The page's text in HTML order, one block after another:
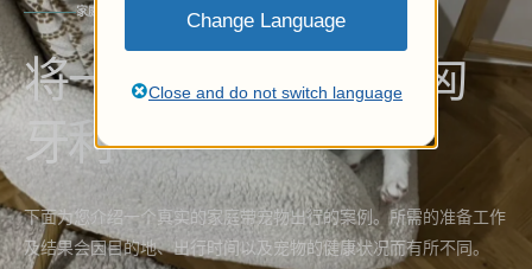
家庭之旅
将一只爱猫出口到了匈
牙利
下面为您介绍一个真实的家庭带宠物出行的案例。所需的准备工作
及结果会因目的地、出行时间以及宠物的健康状况而有所不同。
Change Language
Close and do not switch language